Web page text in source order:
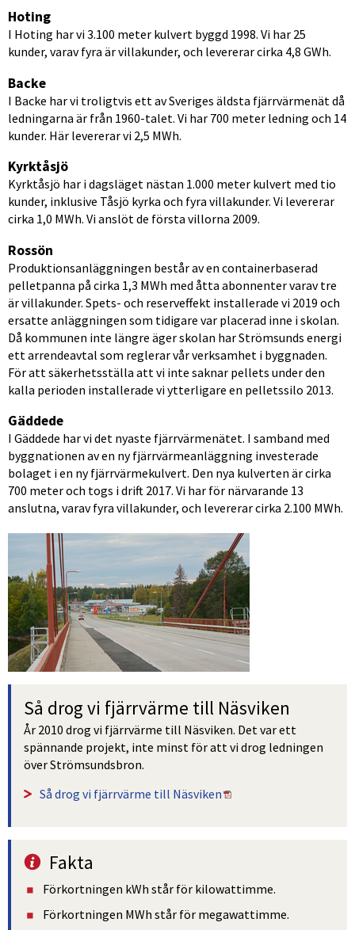
Hoting
I Hoting har vi 3.100 meter kulvert byggd 1998. Vi har 25
kunder, varav fyra är villakunder, och levererar cirka 4,8 GWh.
Backe
I Backe har vi troligtvis ett av Sveriges äldsta fjärrvärmenät då
ledningarna är från 1960-talet. Vi har 700 meter ledning och 14
kunder. Här levererar vi 2,5 MWh.
Kyrktåsjö
Kyrktåsjö har i dagsläget nästan 1.000 meter kulvert med tio
kunder, inklusive Tåsjö kyrka och fyra villakunder. Vi levererar
cirka 1,0 MWh. Vi anslöt de första villorna 2009.
Rossön
Produktionsanläggningen består av en containerbaserad
pelletpanna på cirka 1,3 MWh med åtta abonnenter varav tre
är villakunder. Spets- och reserveffekt installerade vi 2019 och
ersatte anläggningen som tidigare var placerad inne i skolan.
Då kommunen inte längre äger skolan har Strömsunds energi
ett arrendeavtal som reglerar vår verksamhet i byggnaden.
För att säkerhetsställa att vi inte saknar pellets under den
kalla perioden installerade vi ytterligare en pelletssilo 2013.
Gäddede
I Gäddede har vi det nyaste fjärrvärmenätet. I samband med
byggnationen av en ny fjärrvärmeanläggning investerade
bolaget i en ny fjärrvärmekulvert. Den nya kulverten är cirka
700 meter och togs i drift 2017. Vi har för närvarande 13
anslutna, varav fyra villakunder, och levererar cirka 2.100 MWh.
Så drog vi fjärrvärme till Näsviken
År 2010 drog vi fjärrvärme till Näsviken. Det var ett
spännande projekt, inte minst för att vi drog ledningen
över Strömsundsbron.
Så drog vi fjärrvärme till Näsviken Pdf, 14 MB, öppnas i
Fakta
Förkortningen kWh står för kilowattimme.
Förkortningen MWh står för megawattimme.